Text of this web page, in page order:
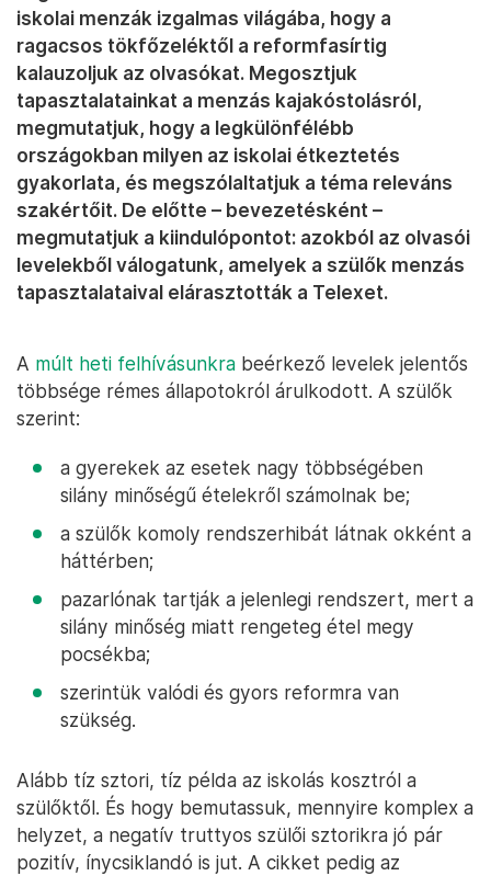
iskolai menzák izgalmas világába, hogy a
ragacsos tökfőzeléktől a reformfasírtig
kalauzoljuk az olvasókat. Megosztjuk
tapasztalatainkat a menzás kajakóstolásról,
megmutatjuk, hogy a legkülönfélébb
országokban milyen az iskolai étkeztetés
gyakorlata, és megszólaltatjuk a téma releváns
szakértőit. De előtte – bevezetésként –
megmutatjuk a kiindulópontot: azokból az olvasói
levelekből válogatunk, amelyek a szülők menzás
tapasztalataival elárasztották a Telexet.
A múlt heti felhívásunkra beérkező levelek jelentős
többsége rémes állapotokról árulkodott. A szülők
szerint:
a gyerekek az esetek nagy többségében
silány minőségű ételekről számolnak be;
a szülők komoly rendszerhibát látnak okként a
háttérben;
pazarlónak tartják a jelenlegi rendszert, mert a
silány minőség miatt rengeteg étel megy
pocsékba;
szerintük valódi és gyors reformra van
szükség.
Alább tíz sztori, tíz példa az iskolás kosztról a
szülőktől. És hogy bemutassuk, mennyire komplex a
helyzet, a negatív truttyos szülői sztorikra jó pár
pozitív, ínycsiklandó is jut. A cikket pedig az